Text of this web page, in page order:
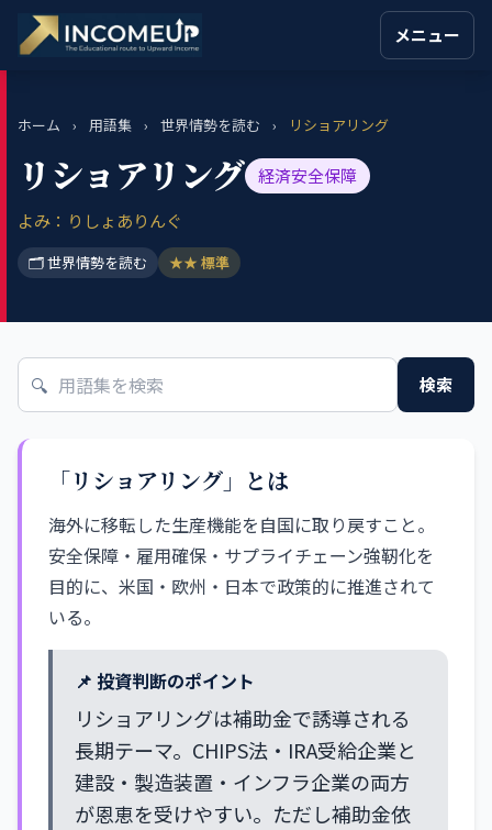
メニュー
ホーム › 用語集 › 世界情勢を読む › リショアリング
リショアリング 経済安全保障
よみ：りしょありんぐ
🗂 世界情勢を読む ★★ 標準
🔍 検索
「リショアリング」とは
海外に移転した生産機能を自国に取り戻すこと。
安全保障・雇用確保・サプライチェーン強靭化を
目的に、米国・欧州・日本で政策的に推進されて
いる。
📌 投資判断のポイント
リショアリングは補助金で誘導される
長期テーマ。CHIPS法・IRA受給企業と
建設・製造装置・インフラ企業の両方
が恩恵を受けやすい。ただし補助金依